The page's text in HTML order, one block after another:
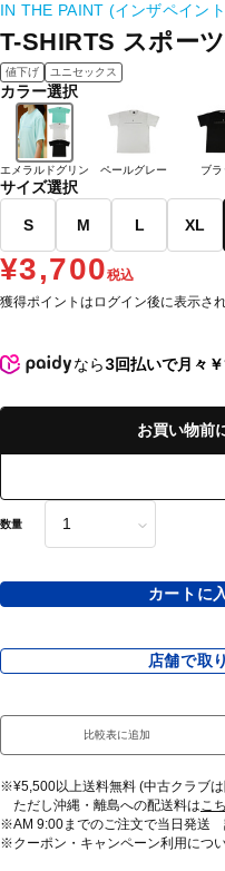
IN THE PAINT (インザペイン
T-SHIRTS スポー
値下げ ユニセックス
カラー選択
エメラルドグリン ペールグレー ブラ
サイズ選択
S M L XL
¥3,700税込
獲得ポイントはログイン後に表示され
なら3回払いで月々
お買い物前
数量
カートに
店舗で取
比較表に追加
※¥5,500以上送料無料 (中古クラブ
ただし沖縄・離島への配送料はこ
※AM 9:00までのご注文で当日発送
※クーポン・キャンペーン利用につ